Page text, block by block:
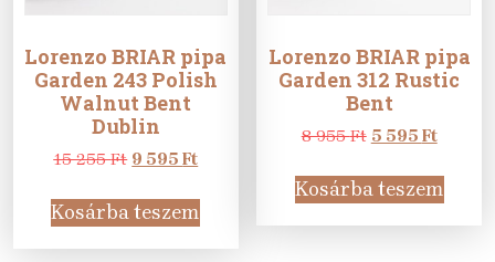
Lorenzo BRIAR pipa
Garden 243 Polish
Walnut Bent
Dublin
15 255Ft Original
was:
15
255 Ft.
9 595FtCurrent
is:
9
595 Ft.
Kosárba teszem
Lorenzo BRIAR pipa
Garden 312 Rustic
Bent
8 955Ft Original
was:
8
955 Ft.
5 595 Ft
is:
5
595 Ft.
Kosárba teszem